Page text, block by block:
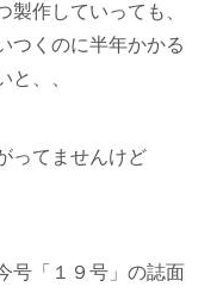
製作していっても、
つくのに半年かかる
と、、
ってませんけど
号「１９号」の誌面